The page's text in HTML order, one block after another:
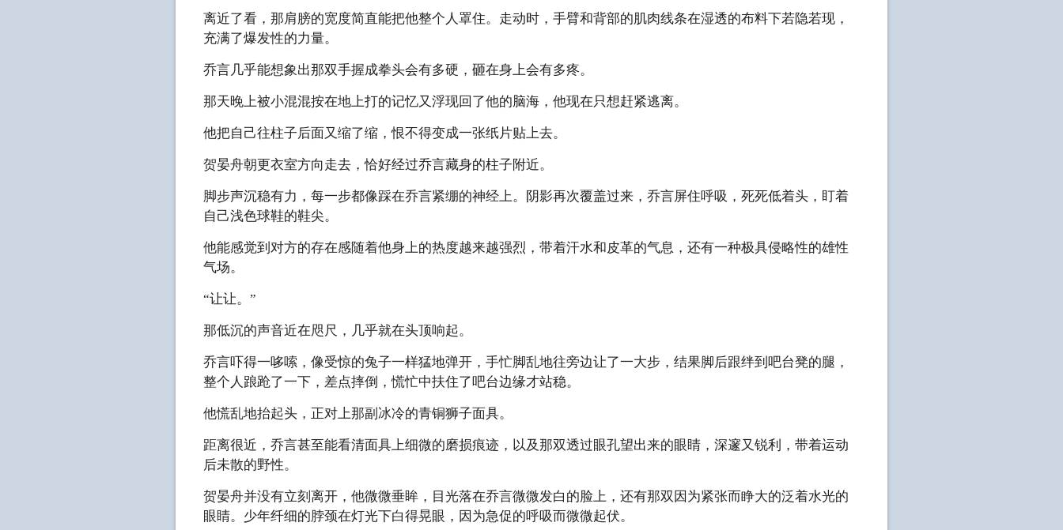
离近了看，那肩膀的宽度简直能把他整个人罩住。走动时，手臂和背部的肌肉线条在湿透的布料下若隐若现，
充满了爆发性的力量。
乔言几乎能想象出那双手握成拳头会有多硬，砸在身上会有多疼。
那天晚上被小混混按在地上打的记忆又浮现回了他的脑海，他现在只想赶紧逃离。
他把自己往柱子后面又缩了缩，恨不得变成一张纸片贴上去。
贺晏舟朝更衣室方向走去，恰好经过乔言藏身的柱子附近。
脚步声沉稳有力，每一步都像踩在乔言紧绷的神经上。阴影再次覆盖过来，乔言屏住呼吸，死死低着头，盯着
自己浅色球鞋的鞋尖。
他能感觉到对方的存在感随着他身上的热度越来越强烈，带着汗水和皮革的气息，还有一种极具侵略性的雄性
气场。
“让让。”
那低沉的声音近在咫尺，几乎就在头顶响起。
乔言吓得一哆嗦，像受惊的兔子一样猛地弹开，手忙脚乱地往旁边让了一大步，结果脚后跟绊到吧台凳的腿，
整个人踉跄了一下，差点摔倒，慌忙中扶住了吧台边缘才站稳。
他慌乱地抬起头，正对上那副冰冷的青铜狮子面具。
距离很近，乔言甚至能看清面具上细微的磨损痕迹，以及那双透过眼孔望出来的眼睛，深邃又锐利，带着运动
后未散的野性。
贺晏舟并没有立刻离开，他微微垂眸，目光落在乔言微微发白的脸上，还有那双因为紧张而睁大的泛着水光的
眼睛。少年纤细的脖颈在灯光下白得晃眼，因为急促的呼吸而微微起伏。